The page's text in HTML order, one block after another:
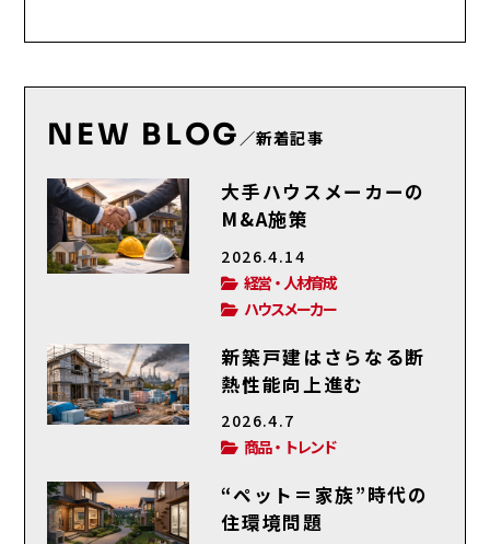
NEW BLOG／新着記事
大手ハウスメーカーの
M&A施策
2026.4.14
経営・人材育成
ハウスメーカー
新築戸建はさらなる断
熱性能向上進む
2026.4.7
商品・トレンド
“ペット＝家族”時代の
住環境問題